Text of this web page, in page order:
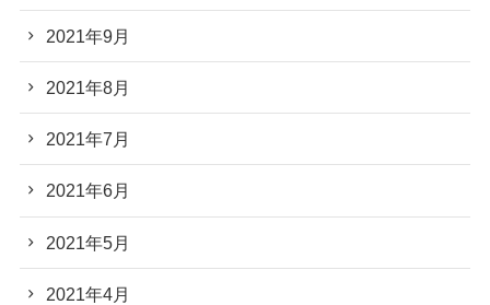
2021年9月
2021年8月
2021年7月
2021年6月
2021年5月
2021年4月